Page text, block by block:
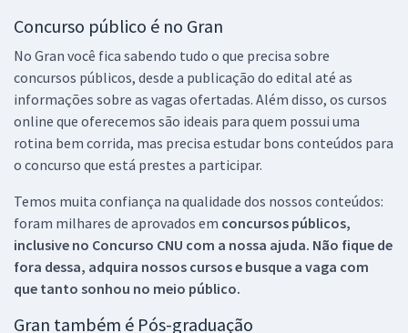
Concurso público é no Gran
No Gran você fica sabendo tudo o que precisa sobre
concursos públicos, desde a publicação do edital até as
informações sobre as vagas ofertadas. Além disso, os cursos
online que oferecemos são ideais para quem possui uma
rotina bem corrida, mas precisa estudar bons conteúdos para
o concurso que está prestes a participar.
Temos muita confiança na qualidade dos nossos conteúdos:
foram milhares de aprovados em concursos públicos,
inclusive no Concurso CNU com a nossa ajuda. Não fique de
fora dessa, adquira nossos cursos e busque a vaga com
que tanto sonhou no meio público.
Gran também é Pós-graduação